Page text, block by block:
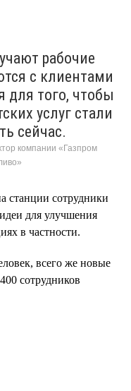
рабочие
с клиентами
для того, чтобы
услуг стали
сейчас.
компании «Газпром
станции сотрудники
для улучшения
в частности.
всего же новые
сотрудников